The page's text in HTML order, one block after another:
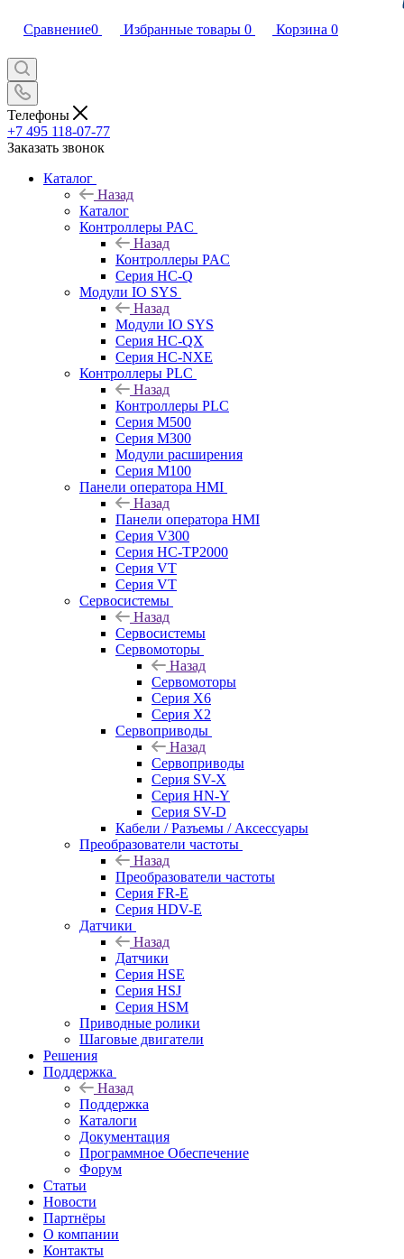
Сравнение0 Избранные товары 0 Корзина 0
Телефоны
+7 495 118-07-77
Заказать звонок
Каталог
Назад
Каталог
Контроллеры PAC
Назад
Контроллеры PAC
Серия HC-Q
Модули IO SYS
Назад
Модули IO SYS
Серия HC-QX
Серия HC-NXE
Контроллеры PLC
Назад
Контроллеры PLC
Серия M500
Серия M300
Модули расширения
Серия M100
Панели оператора HMI
Назад
Панели оператора HMI
Серия V300
Серия HC-TP2000
Серия VT
Серия VT
Сервосистемы
Назад
Сервосистемы
Сервомоторы
Назад
Сервомоторы
Серия X6
Серия X2
Сервоприводы
Назад
Сервоприводы
Серия SV-X
Серия HN-Y
Серия SV-D
Кабели / Разъемы / Аксессуары
Преобразователи частоты
Назад
Преобразователи частоты
Серия FR-E
Серия HDV-E
Датчики
Назад
Датчики
Серия HSE
Серия HSJ
Серия HSM
Приводные ролики
Шаговые двигатели
Решения
Поддержка
Назад
Поддержка
Каталоги
Документация
Программное Обеспечение
Форум
Статьи
Новости
Партнёры
О компании
Контакты